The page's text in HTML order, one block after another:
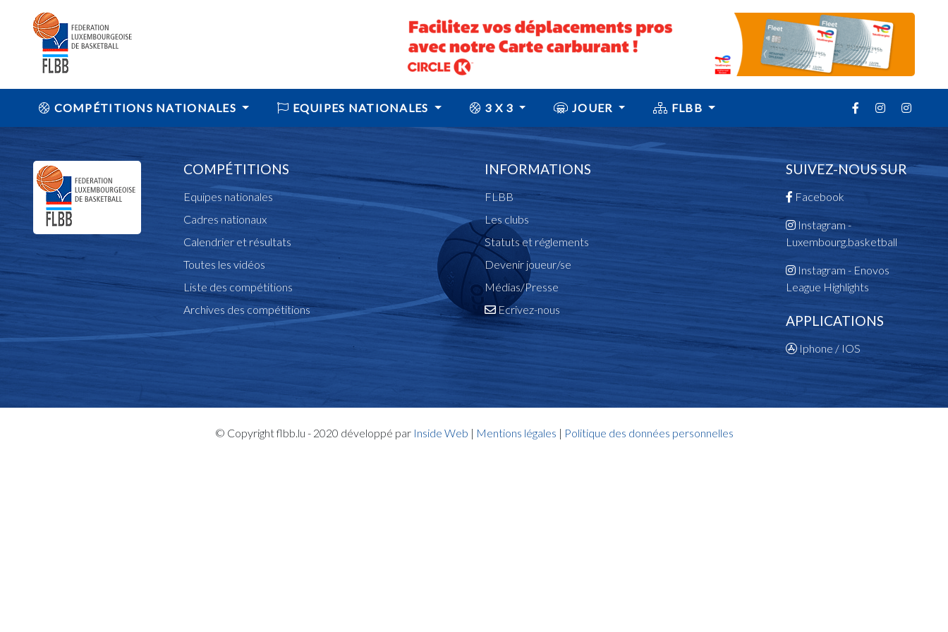
COMPÉTITIONS NATIONALES EQUIPES NATIONALES 3 X 3 JOUER FLBB
COMPÉTITIONS
Equipes nationales
Cadres nationaux
Calendrier et résultats
Toutes les vidéos
Liste des compétitions
Archives des compétitions
INFORMATIONS
FLBB
Les clubs
Statuts et réglements
Devenir joueur/se
Médias/Presse
Ecrivez-nous
SUIVEZ-NOUS SUR
Facebook
Instagram -
Luxembourg.basketball
Instagram - Enovos
League Highlights
APPLICATIONS
Iphone / IOS
© Copyright flbb.lu - 2020 développé par Inside Web | Mentions légales | Politique des données personnelles